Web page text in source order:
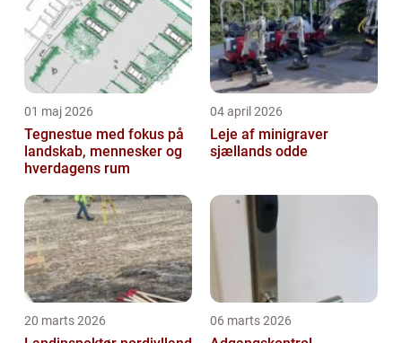
01 maj 2026
Tegnestue med fokus på
landskab, mennesker og
hverdagens rum
04 april 2026
Leje af minigraver
sjællands odde
20 marts 2026 06 marts 2026